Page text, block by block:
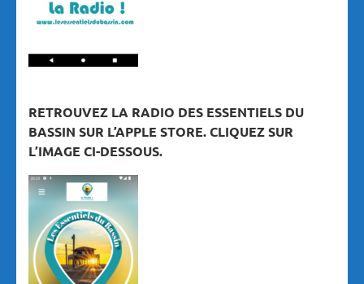
RETROUVEZ LA RADIO DES ESSENTIELS DU
BASSIN SUR L’APPLE STORE. CLIQUEZ SUR
L’IMAGE CI-DESSOUS.